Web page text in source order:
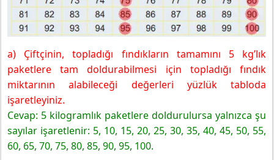
a) Çiftçinin, topladığı fındıkların tamamını 5 kg’lık
paketlere tam doldurabilmesi için topladığı fındık
miktarının alabileceği değerleri yüzlük tabloda
işaretleyiniz.
Cevap: 5 kilogramlık paketlere doldurulursa yalnızca şu
sayılar işaretlenir: 5, 10, 15, 20, 25, 30, 35, 40, 45, 50, 55,
60, 65, 70, 75, 80, 85, 90, 95, 100.